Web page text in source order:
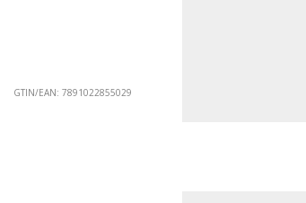
GTIN/EAN: 7891022855029